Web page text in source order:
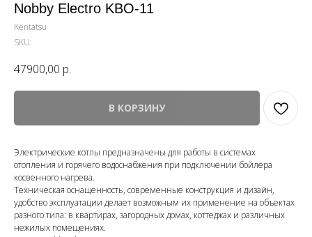
Nobby Electro KBO-11
Kentatsu
SKU:
47900,00 р.
В КОРЗИНУ
Электрические котлы предназначены для работы в системах
отопления и горячего водоснабжения при подключении бойлера
косвенного нагрева.
Техническая оснащенность, современные конструкция и дизайн,
удобство эксплуатации делает возможным их применение на объектах
разного типа: в квартирах, загородных домах, коттеджах и различных
нежилых помещениях.